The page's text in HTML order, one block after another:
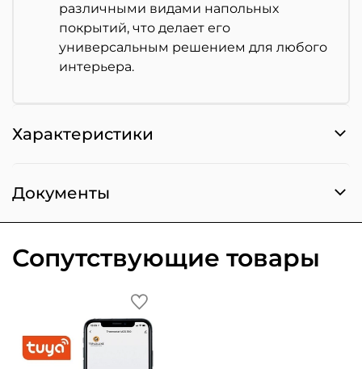
различными видами напольных
покрытий, что делает его
универсальным решением для любого
интерьера.
Характеристики
Документы
Сопутствующие товары